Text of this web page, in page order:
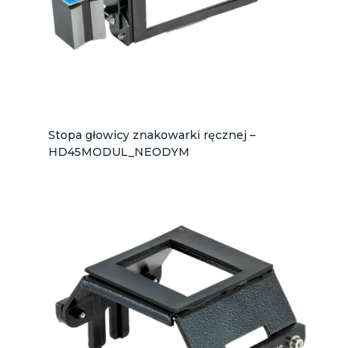
Stopa głowicy znakowarki ręcznej –
HD45MODUL_NEODYM